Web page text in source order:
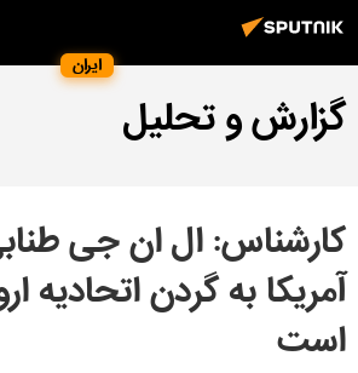
ایران
گزارش و تحلیل
کارشناس: ال ان جی
آمریکا به گردن اتحادیه
است